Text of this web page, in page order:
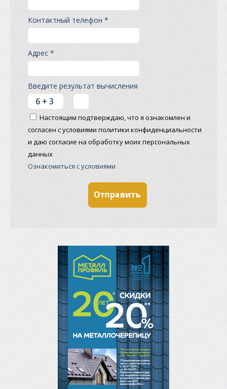
Контактный телефон *
Адрес *
Введите результат вычисления
Настоящим подтверждаю, что я ознакомлен и
согласен с условиями политики конфиденциальности
и даю согласие на обработку моих персональных
данных
Ознакомиться с условиями